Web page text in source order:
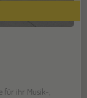
für ihr Musik-,